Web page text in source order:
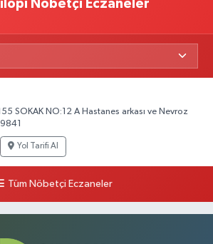
Nöbetçi Eczaneler
SOKAK NO:12 A Hastanes arkası ve Nevroz
Yol Tarifi Al
Tüm Nöbetçi Eczaneler